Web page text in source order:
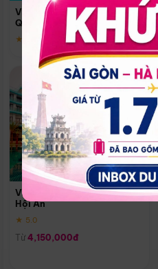
Vinpearl Resort & Spa Phu
Quoc
★ 5.0
Vinpearl Resort & Golf Nam
Hội An
★ 5.0
Từ 4,150,000đ